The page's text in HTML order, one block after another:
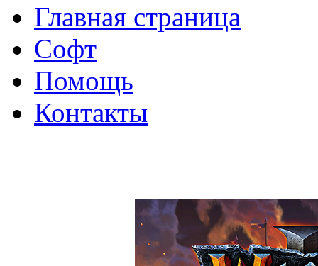
Главная страница
Софт
Помощь
Контакты